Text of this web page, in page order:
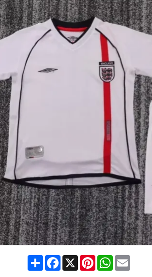
ShareFacebook
X PinterestWhatsApp
Email